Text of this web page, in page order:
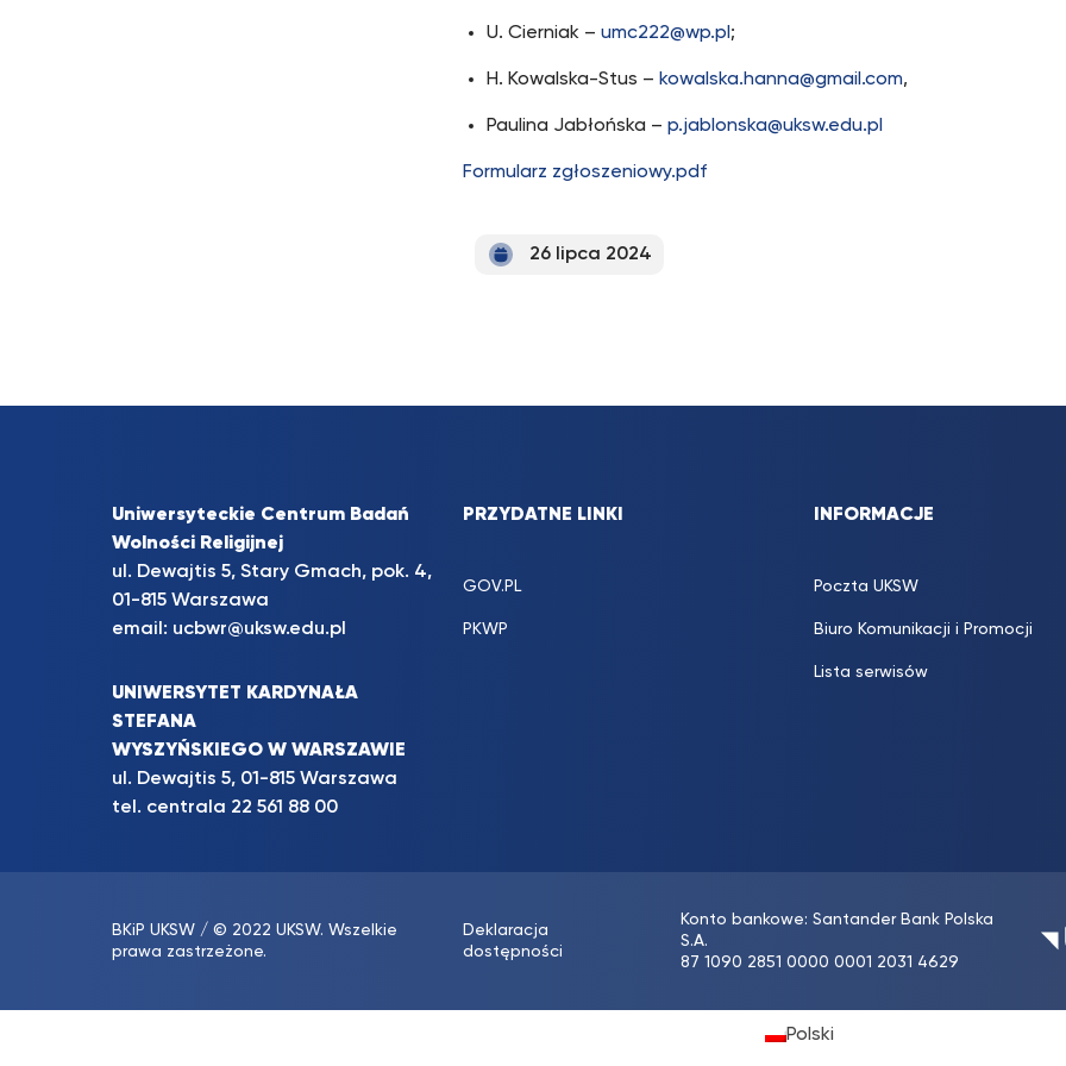
U. Cierniak – umc222@wp.pl ;
H. Kowalska-Stus – kowalska.hanna@gmail.com,
Paulina Jabłońska – p.jablonska@uksw.edu.pl
Formularz zgłoszeniowy.pdf
26 lipca 2024
Uniwersyteckie Centrum Badań
Wolności Religijnej
ul. Dewajtis 5, Stary Gmach, pok. 4,
01-815 Warszawa
email: ucbwr@uksw.edu.pl
UNIWERSYTET KARDYNAŁA
STEFANA
WYSZYŃSKIEGO W WARSZAWIE
ul. Dewajtis 5, 01-815 Warszawa
tel. centrala 22 561 88 00
PRZYDATNE LINKI
GOV.PL
PKWP
INFORMACJE
Poczta UKSW
Biuro Komunikacji i Promocji
Lista serwisów
BKiP UKSW / © 2022 UKSW. Wszelkie
prawa zastrzeżone.
Deklaracja
dostępności
Konto bankowe: Santander Bank Polska
S.A.
87 1090 2851 0000 0001 2031 4629
Polski